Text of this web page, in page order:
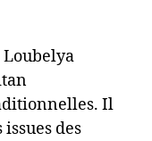
Il
des